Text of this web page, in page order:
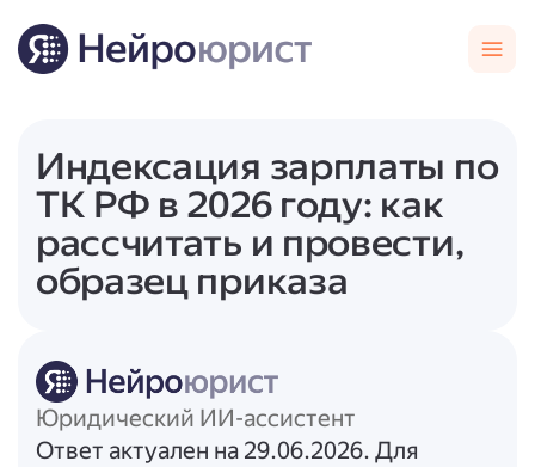
Индексация зарплаты по
ТК РФ в 2026 году: как
рассчитать и провести,
образец приказа
Юридический ИИ-ассистент
Ответ актуален на 29.06.2026. Для